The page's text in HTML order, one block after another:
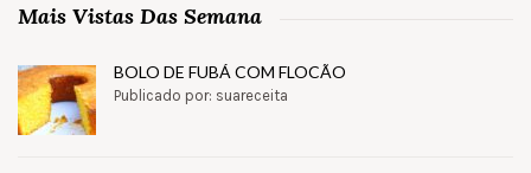
Mais Vistas Das Semana
BOLO DE FUBÁ COM FLOCÃO
Publicado por: suareceita